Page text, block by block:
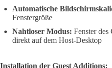
Automatische
Fenstergröße
Nahtloser Modus: Fenster des
direkt auf dem Host-Desktop
Installation der Guest Additions: